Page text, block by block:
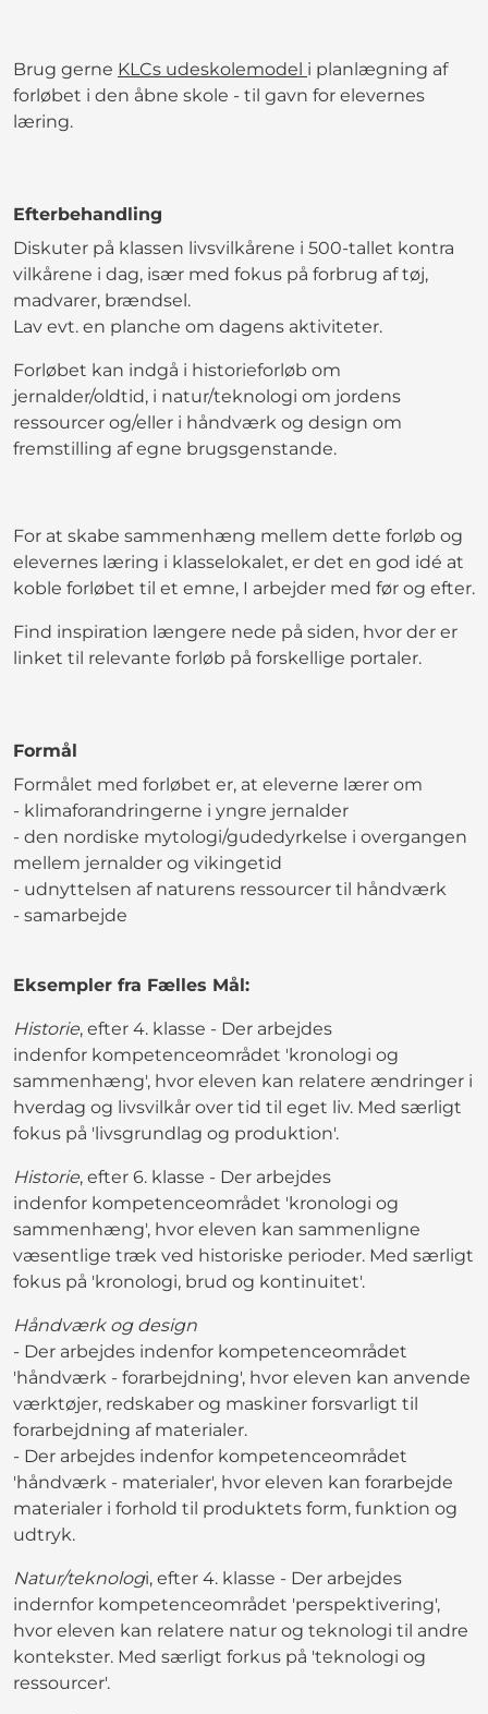
Brug gerne KLCs udeskolemodel i planlægning af
forløbet i den åbne skole - til gavn for elevernes
læring.
Efterbehandling
Diskuter på klassen livsvilkårene i 500-tallet kontra
vilkårene i dag, især med fokus på forbrug af tøj,
madvarer, brændsel.
Lav evt. en planche om dagens aktiviteter.
Forløbet kan indgå i historieforløb om
jernalder/oldtid, i natur/teknologi om jordens
ressourcer og/eller i håndværk og design om
fremstilling af egne brugsgenstande.
For at skabe sammenhæng mellem dette forløb og
elevernes læring i klasselokalet, er det en god idé at
koble forløbet til et emne, I arbejder med før og efter.
Find inspiration længere nede på siden, hvor der er
linket til relevante forløb på forskellige portaler.
Formål
Formålet med forløbet er, at eleverne lærer om
- klimaforandringerne i yngre jernalder
- den nordiske mytologi/gudedyrkelse i overgangen
mellem jernalder og vikingetid
- udnyttelsen af naturens ressourcer til håndværk
- samarbejde
Eksempler fra Fælles Mål:
Historie, efter 4. klasse - Der arbejdes
indenfor kompetenceområdet 'kronologi og
sammenhæng', hvor eleven kan relatere ændringer i
hverdag og livsvilkår over tid til eget liv. Med særligt
fokus på 'livsgrundlag og produktion'.
Historie, efter 6. klasse - Der arbejdes
indenfor kompetenceområdet 'kronologi og
sammenhæng', hvor eleven kan sammenligne
væsentlige træk ved historiske perioder. Med særligt
fokus på 'kronologi, brud og kontinuitet'.
Håndværk og design
- Der arbejdes indenfor kompetenceområdet
'håndværk - forarbejdning', hvor eleven kan anvende
værktøjer, redskaber og maskiner forsvarligt til
forarbejdning af materialer.
- Der arbejdes indenfor kompetenceområdet
'håndværk - materialer', hvor eleven kan forarbejde
materialer i forhold til produktets form, funktion og
udtryk.
Natur/teknologi, efter 4. klasse - Der arbejdes
indernfor kompetenceområdet 'perspektivering',
hvor eleven kan relatere natur og teknologi til andre
kontekster. Med særligt forkus på 'teknologi og
ressourcer'.